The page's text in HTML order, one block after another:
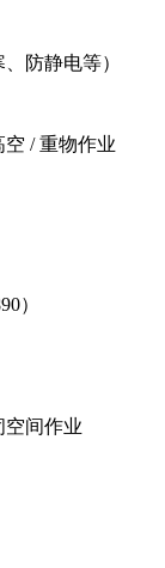
防静电等）
空 /重物作业
）
空间作业